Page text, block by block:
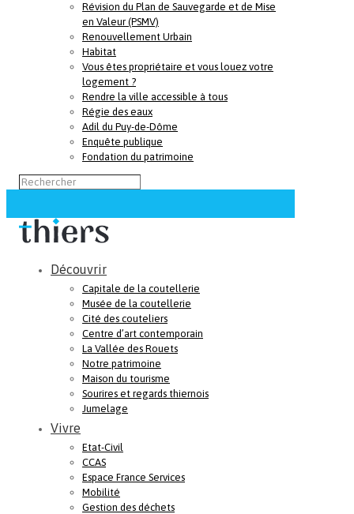
Révision du Plan de Sauvegarde et de Mise
en Valeur (PSMV)
Renouvellement Urbain
Habitat
Vous êtes propriétaire et vous louez votre
logement ?
Rendre la ville accessible à tous
Régie des eaux
Adil du Puy-de-Dôme
Enquête publique
Fondation du patrimoine
Découvrir
Capitale de la coutellerie
Musée de la coutellerie
Cité des couteliers
Centre d’art contemporain
La Vallée des Rouets
Notre patrimoine
Maison du tourisme
Sourires et regards thiernois
Jumelage
Vivre
Etat-Civil
CCAS
Espace France Services
Mobilité
Gestion des déchets